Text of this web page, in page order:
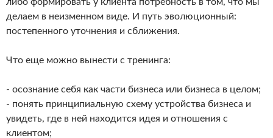
делаем в неизменном виде. И путь эволюционный:
постепенного уточнения и сближения.
Что еще можно вынести с тренинга:
- осознание себя как части бизнеса или бизнеса в целом;
- понять принципиальную схему устройства бизнеса и
увидеть, где в ней находится идея и отношения с
клиентом;